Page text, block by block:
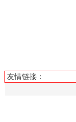
友情链接：